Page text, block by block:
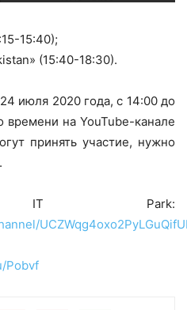
15:40);
(15:40-18:30).
июля 2020 года, с 14:00 до
времени на YouTube-канале
принять участие, нужно
IT Park:
Pobvf